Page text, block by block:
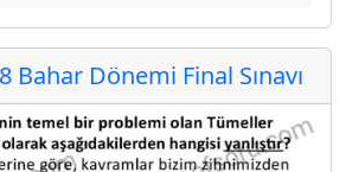
Bahar Dönemi Final Sınavı